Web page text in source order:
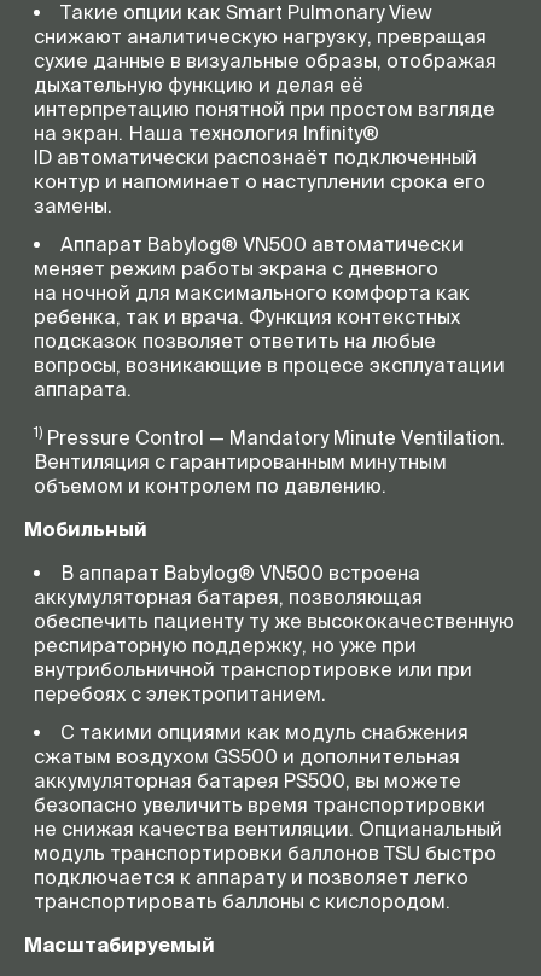
Такие опции как Smart Pulmonary View
снижают аналитическую нагрузку, превращая
сухие данные в визуальные образы, отображая
дыхательную функцию и делая её
интерпретацию понятной при простом взгляде
на экран. Наша технология Infinity®
ID автоматически распознаёт подключенный
контур и напоминает о наступлении срока его
замены.
Аппарат Babylog® VN500 автоматически
меняет режим работы экрана с дневного
на ночной для максимального комфорта как
ребенка, так и врача. Функция контекстных
подсказок позволяет ответить на любые
вопросы, возникающие в процесе эксплуатации
аппарата.
1) Pressure Control — Mandatory Minute Ventilation.
Вентиляция с гарантированным минутным
объемом и контролем по давлению.
Мобильный
В аппарат Babylog® VN500 встроена
аккумуляторная батарея, позволяющая
обеспечить пациенту ту же высококачественную
респираторную поддержку, но уже при
внутрибольничной транспортировке или при
перебоях с электропитанием.
С такими опциями как модуль снабжения
сжатым воздухом GS500 и дополнительная
аккумуляторная батарея PS500, вы можете
безопасно увеличить время транспортировки
не снижая качества вентиляции. Опцианальный
модуль транспортировки баллонов TSU быстро
подключается к аппарату и позволяет легко
транспортировать баллоны с кислородом.
Масштабируемый